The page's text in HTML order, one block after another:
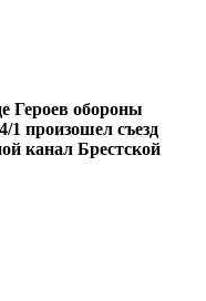
Героев обороны
1 произошел съезд
канал Брестской